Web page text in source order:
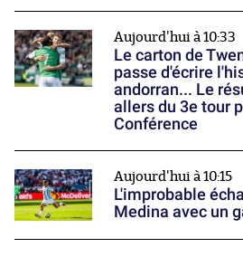
Aujourd'hui à 10:33
Le carton de
passe d'écrire
andorran... Le
allers du 3e tour
Conférence
Aujourd'hui à 10:15
L'improbable
Medina avec un